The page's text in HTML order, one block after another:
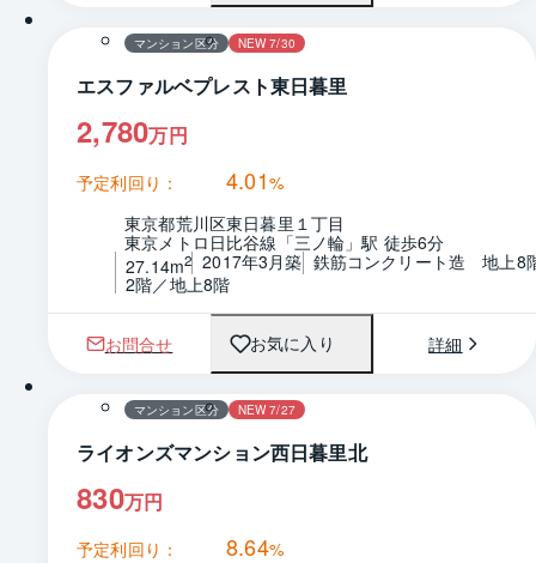
マンション区分 NEW 7/30
エスファルベプレスト東日暮里
2,780万円
予定利回り： 4.01%
東京都荒川区東日暮里１丁目
東京メトロ日比谷線「三ノ輪」駅 徒歩6分
27.14m2 2017年3月築 鉄筋コンクリート造　地上8
2階／地上8階
お問合せ お気に入り 詳細
1 / 0 間取り
マンション区分 NEW 7/27
ライオンズマンション西日暮里北
830万円
予定利回り： 8.64%